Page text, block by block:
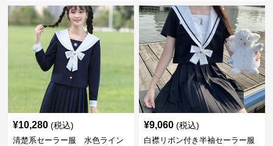
¥10,280 (税込)
清楚系セーラー服 水色ライン
¥9,060 (税込)
白襟リボン付き半袖セーラー服